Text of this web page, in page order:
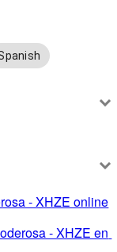
- XHZE online
- XHZE en